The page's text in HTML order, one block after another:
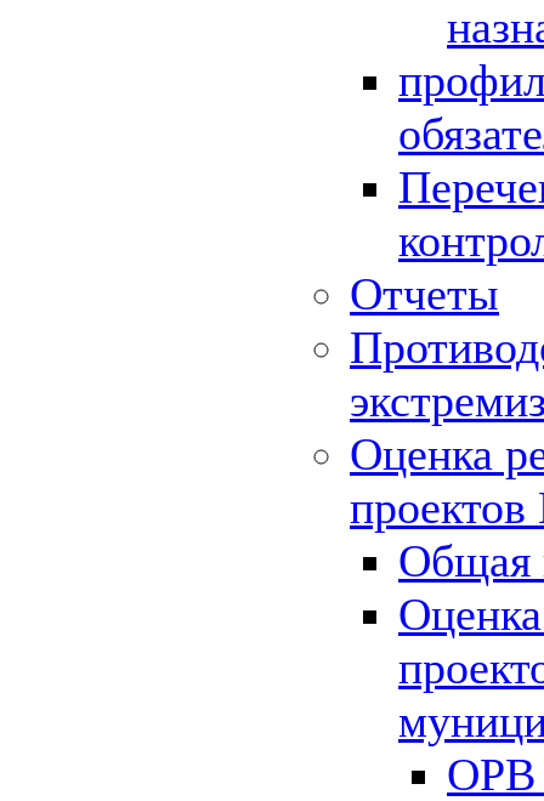
Отчеты
Оценка
Общая
ОРВ